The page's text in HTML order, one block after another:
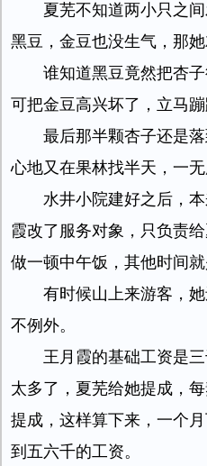
夏芜不知道两小只之
黑豆，金豆也没生气，那她
谁知道黑豆竟然把杏
可把金豆高兴坏了，立马蹦
最后那半颗杏子还是
心地又在果林找半天，一无
水井小院建好之后，
霞改了服务对象，只负责
做一顿中午饭，其他时间
有时候山上来游客，
不例外。
王月霞的基础工资是
太多了，夏芜给她提成，
提成，这样算下来，一个
到五六千的工资。